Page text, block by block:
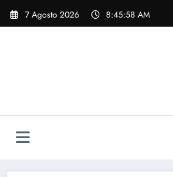
Vai
7 Agosto 2026 8:45:59 AM